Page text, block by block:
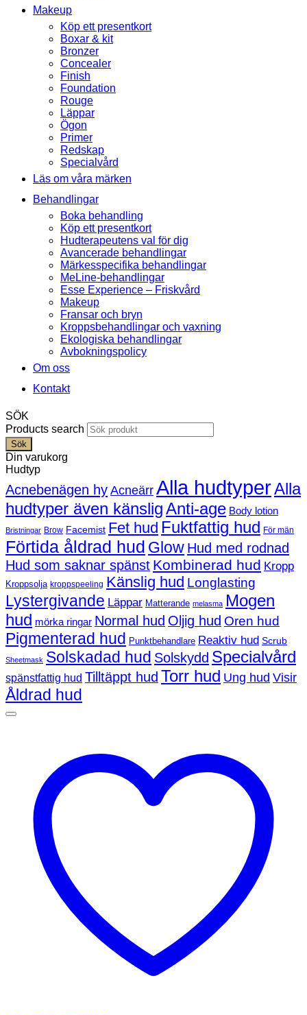
Makeup
Köp ett presentkort
Boxar & kit
Bronzer
Concealer
Finish
Foundation
Rouge
Läppar
Ögon
Primer
Redskap
Specialvård
Läs om våra märken
Behandlingar
Boka behandling
Köp ett presentkort
Hudterapeutens val för dig
Avancerade behandlingar
Märkesspecifika behandlingar
MeLine-behandlingar
Esse Experience – Friskvård
Makeup
Fransar och bryn
Kroppsbehandlingar och vaxning
Ekologiska behandlingar
Avbokningspolicy
Om oss
Kontakt
SÖK
Products search
Sök
Din varukorg
Hudtyp
Acnebenägen hy Acneärr Alla hudtyperAlla
hudtyper även känsligAnti-age Body lotion
Bristningar Brow Facemist Fet hud Fuktfattig hud För män
Förtida åldrad hud Glow Hud med rodnad
Hud som saknar spänst Kombinerad hud Kropp
Kroppsolja kroppspeeling Känslig hud Longlasting
Lystergivande Läppar Matterande melasma Mogen
hud mörka ringar Normal hud Oljig hud Oren hud
Pigmenterad hud Punktbehandlare Reaktiv hud Scrub
Sheetmask Solskadad hud Solskydd Specialvård
spänstfattig hud Tilltäppt hud Torr hud Ung hud Visir
Åldrad hud